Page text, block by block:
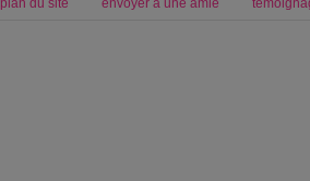
plan du site envoyer à une amie